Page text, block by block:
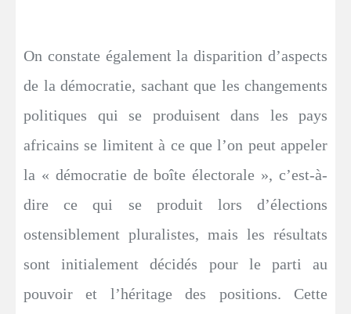
On constate également la disparition d’aspects
de la démocratie, sachant que les changements
politiques qui se produisent dans les pays
africains se limitent à ce que l’on peut appeler
la « démocratie de boîte électorale », c’est-à-
dire ce qui se produit lors d’élections
ostensiblement pluralistes, mais les résultats
sont initialement décidés pour le parti au
pouvoir et l’héritage des positions. Cette